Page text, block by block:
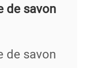
de savon
de savon